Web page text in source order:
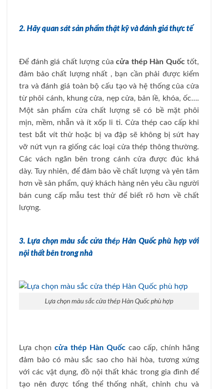
2. Hãy quan sát sản phẩm thật kỹ và đánh giá thực tế
Để đánh giá chất lượng của cửa thép Hàn Quốctốt,
đảm bảo chất lượng nhất , bạn cần phải được kiểm
tra và đánh giá toàn bộ cấu tạo và hệ thống của cửa
từ phôi cánh, khung cửa, nẹp cửa, bản lề, khóa, ốc….
Một sản phẩm cửa chất lượng sẽ có bề mặt phôi
mịn, mềm, nhẵn và ít xốp li ti. Cửa thép cao cấp khi
test bắt vít thử hoặc bị va đập sẽ không bị sứt hay
vỡ nứt vụn ra giống các loại cửa thép thông thường.
Các vách ngăn bên trong cánh cửa được đúc khá
dày. Tuy nhiên, để đảm bảo về chất lượng và yên tâm
hơn về sản phẩm, quý khách hàng nên yêu cầu người
bán cung cấp mẫu test thử để biết rõ hơn về chất
lượng.
3. Lựa chọn màu sắc cửa thép Hàn Quốc phù hợp với
nội thất bên trong nhà
Lựa chọn màu sắc cửa thép Hàn Quốc phù hợp
Lựa chọn cửa thép Hàn Quốc cao cấp, chính hãng
đảm bảo có màu sắc sao cho hài hòa, tương xứng
với các vật dụng, đồ nội thất khác trong gia đình để
tạo nên được tổng thể thống nhất, chỉnh chu và